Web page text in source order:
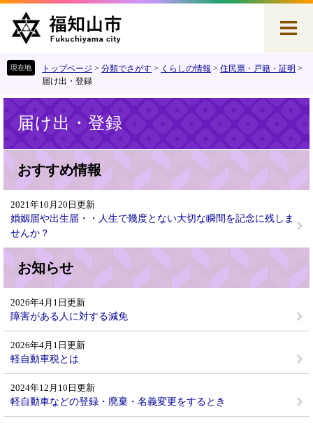
で
ば
文
へ
トップページ > 分類でさがす > くらしの情報 > 住民票・戸籍・証明 >
届け出・登録
届け出・登録
おすすめ情報
2021年10月20日更新
婚姻届や出生届・・人生で幾度とない大切な瞬間を記念に残しま
せんか？
お知らせ
2026年4月1日更新
障害がある人に対する減免
2026年4月1日更新
軽自動車税とは
2024年12月10日更新
軽自動車などの登録・廃棄・名義変更をするとき